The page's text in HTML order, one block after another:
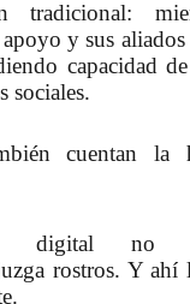
tradicional:
apoyo y sus
capacidad
sociales.
cuentan la
digital no
rostros. Y ahí